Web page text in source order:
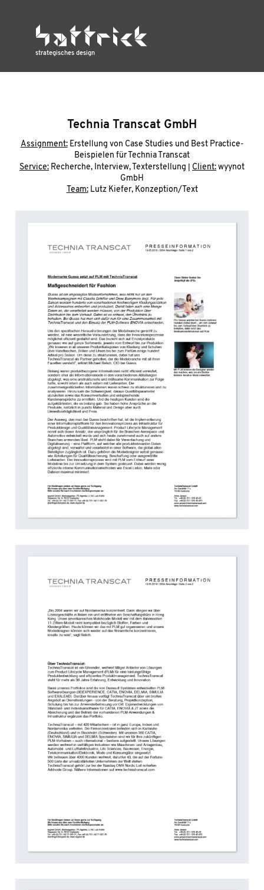
strategisches design
Technia Transcat GmbH
Assignment:Erstellung von Case Studies und Best Practice-
Beispielen für Technia Transcat
Service: Recherche, Interview, Texterstellung | Client: wyynot
GmbH
Team:Lutz Kiefer, Konzeption/Text